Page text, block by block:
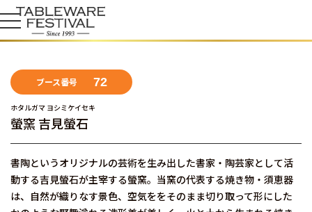
ブース番号 72
ホタルガマ ヨシミケイセキ
螢窯 吉見螢石
書陶というオリジナルの芸術を生み出した書家・陶芸家として活
動する吉見螢石が主宰する螢窯。当窯の代表する焼き物・須恵器
は、自然が織りなす景色、空気ををそのまま切り取って形にした